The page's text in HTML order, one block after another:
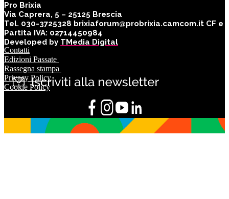
Pro Brixia
Via Caprera, 5 – 25125 Brescia
Tel. 030-3725328 brixiaforum@probrixia.camcom.it CF e
Partita IVA: 02714450984
Developed by TMedia Digital
Contatti
Edizioni Passate
Rassegna stampa
Privacy Policy
Cookie Policy